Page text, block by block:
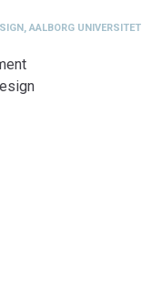
AALBORG UNIVERSITET